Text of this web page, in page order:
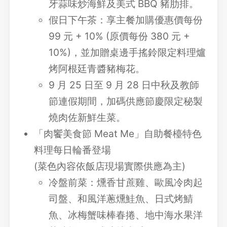
牙蒜味炒海鮮及美式 BBQ 豬肋排。
假日下午茶：享主餐加購優惠價每份
99 元 + 10% (原價每份 380 元 +
10%)，並加贈桌邊手搖鈴限定料理爐
烤阿根廷青醬豬梅花。
9 月 25 日至 9 月 28 日中秋及教師
節連假期間，加碼供應節慶限定秘製
燒肉佐新鮮生菜。
「肉饗美食節 Meat Me」自助餐檯特色
料理每日輪番登場
(菜色內容依飯店現場實際供應為主)
冷盤前菜：燻香甘蔗雞、歐風冷肉起
司盤、和風洋蔥燻鮭魚、日式烤鯖
魚、冰梅蟹味棒春捲、地中海水果洋